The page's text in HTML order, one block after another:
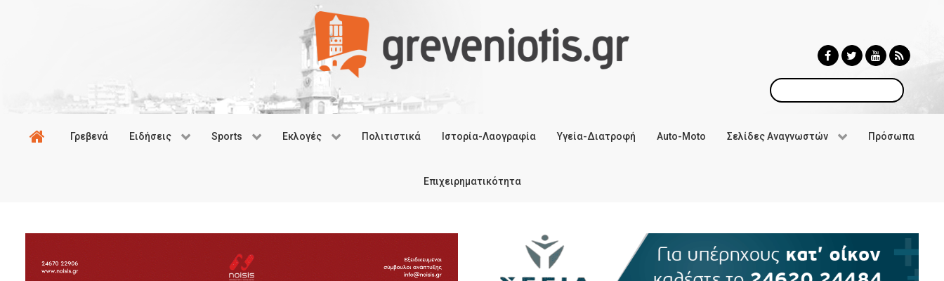
Αναζήτηση
Γρεβενά Ειδήσεις Sports Εκλογές Πολιτιστικά Ιστορία-Λαογραφία Υγεία-Διατροφή Auto-Moto Σελίδες Αναγνωστών Πρόσωπα
Επιχειρηματικότητα